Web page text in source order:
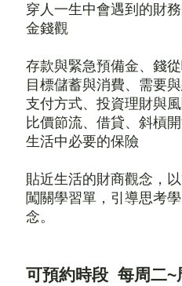
穿人一生中會遇到的財
金錢觀
存款與緊急預備金、錢
目標儲蓄與消費、需要
支付方式、投資理財與
比價節流、借貸、斜槓
生活中必要的保險
貼近生活的財商觀念，
闖關學習單，引導思考
念。
可預約時段 每周二~